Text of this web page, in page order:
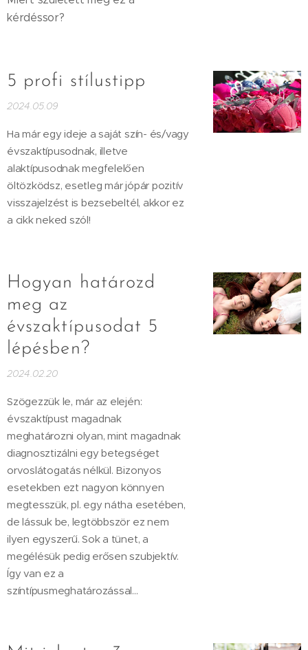
kérdéssor?
5 profi stílustipp
2024.05.09
Ha már egy ideje a saját szín- és/vagy
évszaktípusodnak, illetve
alaktípusodnak megfelelően
öltözködsz, esetleg már jópár pozitív
visszajelzést is bezsebeltél, akkor ez
a cikk neked szól!
Hogyan határozd
meg az
évszaktípusodat 5
lépésben?
2024.02.20
Szögezzük le, már az elején:
évszaktípust magadnak
meghatározni olyan, mint magadnak
diagnosztizálni egy betegséget
orvoslátogatás nélkül. Bizonyos
esetekben ezt nagyon könnyen
megtesszük, pl. egy nátha esetében,
de lássuk be, legtöbbször ez nem
ilyen egyszerű. Sok a tünet, a
megélésük pedig erősen szubjektív.
Így van ez a
színtípusmeghatározással...